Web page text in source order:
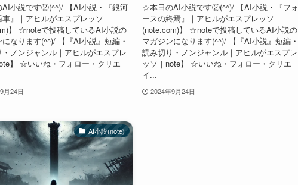
小説です②(^^)/ 【AI小説・『銀河
』｜アヒルがエスプレッソ
】 ☆noteで投稿しているAI小説の
なります(^^)/ 【『AI小説』短編・
ノンジャンル｜アヒルがエスプレ
】 ☆いいね・フォロー・クリエ
月24日
☆本日のAI小説です②(^^)/ 【AI小説・『フォ
ースの終焉』｜アヒルがエスプレッソ
(note.com)】 ☆noteで投稿しているAI小説の
マガジンになります(^^)/ 【『AI小説』短編・
読み切り・ノンジャンル｜アヒルがエスプレ
ッソ｜note】 ☆いいね・フォロー・クリエ
イ...
2024年9月24日
AI小説(note)